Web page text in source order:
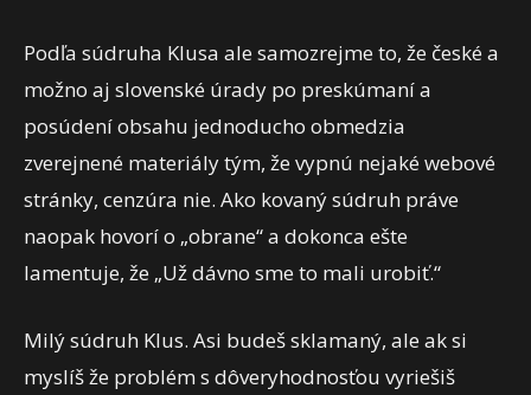
Podľa súdruha Klusa ale samozrejme to, že české a
možno aj slovenské úrady po preskúmaní a
posúdení obsahu jednoducho obmedzia
zverejnené materiály tým, že vypnú nejaké webové
stránky, cenzúra nie. Ako kovaný súdruh práve
naopak hovorí o „obrane“ a dokonca ešte
lamentuje, že „Už dávno sme to mali urobiť.“
Milý súdruh Klus. Asi budeš sklamaný, ale ak si
myslíš že problém s dôveryhodnosťou vyriešiš